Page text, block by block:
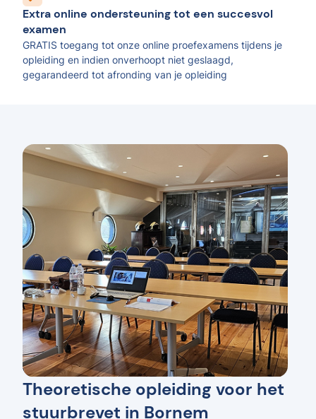
Extra online ondersteuning tot een succesvol
examen
GRATIS toegang tot onze online proefexamens tijdens je
opleiding en indien onverhoopt niet geslaagd,
gegarandeerd tot afronding van je opleiding
Theoretische opleiding voor het
stuurbrevet in Bornem